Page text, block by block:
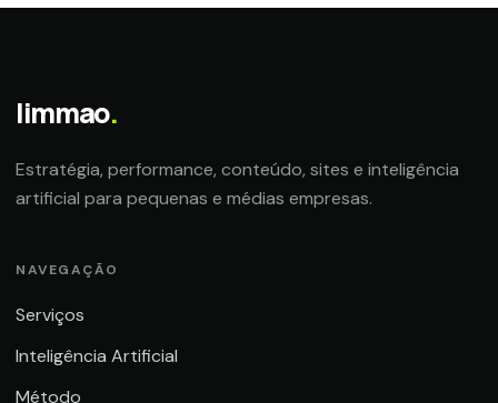
limmao.
Estratégia, performance, conteúdo, sites e inteligência
artificial para pequenas e médias empresas.
NAVEGAÇÃO
Serviços
Inteligência Artificial
Método